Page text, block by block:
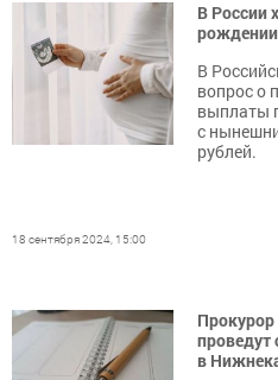
В России
В
вопрос о
выплаты
с
рублей.
18 сентября 2024, 15:00
проведут
в